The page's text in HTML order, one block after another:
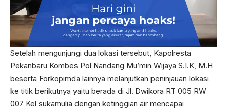
Setelah mengunjungi dua lokasi tersebut, Kapolresta
Pekanbaru Kombes Pol Nandang Mu’min Wijaya S.I.K, M.H
beserta Forkopimda lainnya melanjutkan peninjauan lokasi
ke titik berikutnya yaitu berada di Jl. Dwikora RT 005 RW
007 Kel sukamulia dengan ketinggian air mencapai